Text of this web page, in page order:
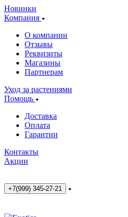
Новинки
Компания
О компании
Отзывы
Реквизиты
Магазины
Партнерам
Уход за растениями
Помощь
Доставка
Оплата
Гарантии
Контакты
Акции
+7(999) 345-27-21